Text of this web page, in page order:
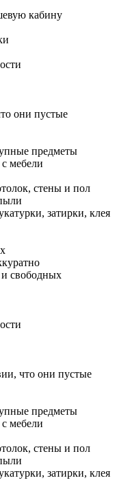
кабину
они пустые
предметы
мебели
стены и пол
затирки, клея
свободных
что они пустые
предметы
мебели
стены и пол
затирки, клея